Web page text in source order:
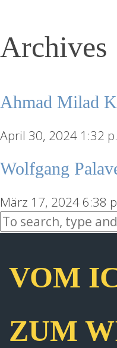
Archives
Ahmad Milad
April 30, 2024 1:32
Wolfgang
März 17, 2024 6:38
VOM
ZUM